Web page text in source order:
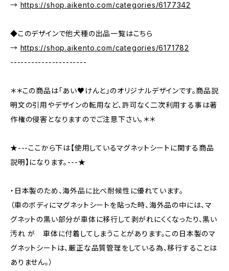
→ https://shop.aikento.com/categories/6177342
◆このデザインで他犬種の出品一覧はこちら
→ https://shop.aikento.com/categories/6171782
----------------------
＊＊この商品は「あい♥けんと」のオリジナルデザインです。商品説
明文の引用やデザインの転用など、許可なく二次利用する事は著
作権の侵害となりますのでご注意下さい。＊＊
★---ここから下は【使用しているマグネットシートに関する商品
説明】になります。---★
・日本製のため、海外品に比べ耐候性に優れています。
（車のボディにマグネットシートを貼った時、海外品の中には、マ
グネットの黒い部分が車体に移行して剥がれにくくなったり、黒い
汚れ が 車体に付着してしまうことがあります。この日本製のマ
グネットシートは、厳正な品質管理をしている為、移行することは
ありません。）